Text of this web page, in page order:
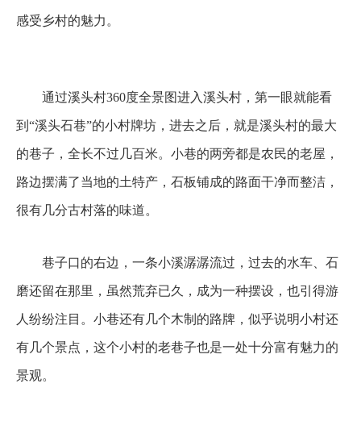
感受乡村的魅力。
通过溪头村360度全景图进入溪头村，第一眼就能看
到“溪头石巷”的小村牌坊，进去之后，就是溪头村的最大
的巷子，全长不过几百米。小巷的两旁都是农民的老屋，
路边摆满了当地的土特产，石板铺成的路面干净而整洁，
很有几分古村落的味道。
巷子口的右边，一条小溪潺潺流过，过去的水车、石
磨还留在那里，虽然荒弃已久，成为一种摆设，也引得游
人纷纷注目。小巷还有几个木制的路牌，似乎说明小村还
有几个景点，这个小村的老巷子也是一处十分富有魅力的
景观。